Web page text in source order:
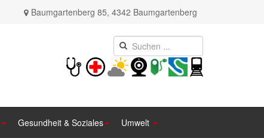
Baumgartenberg 85, 4342 Baumgartenberg
Gesundheit & Soziales Umwelt